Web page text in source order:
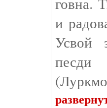
и
Усвой
песди